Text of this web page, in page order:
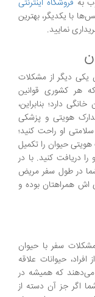
به فروشگاه اینترنتی
با یکدیگر، بهترین
نمایید.
یکی دیگر از مشکلات
هر کشوری قوانین
دارد؛ بنابراین،
هویتی و پزشکی
او راحت کنید؛
هویتی حیوان را تکمیل
دریافت کنید. با در
در طول سفر مریض
اش همراهتان بوده و
سفر با حیوان
حیوانات علاقه
می‌دهند که همیشه در
اگر جز آن دسته از